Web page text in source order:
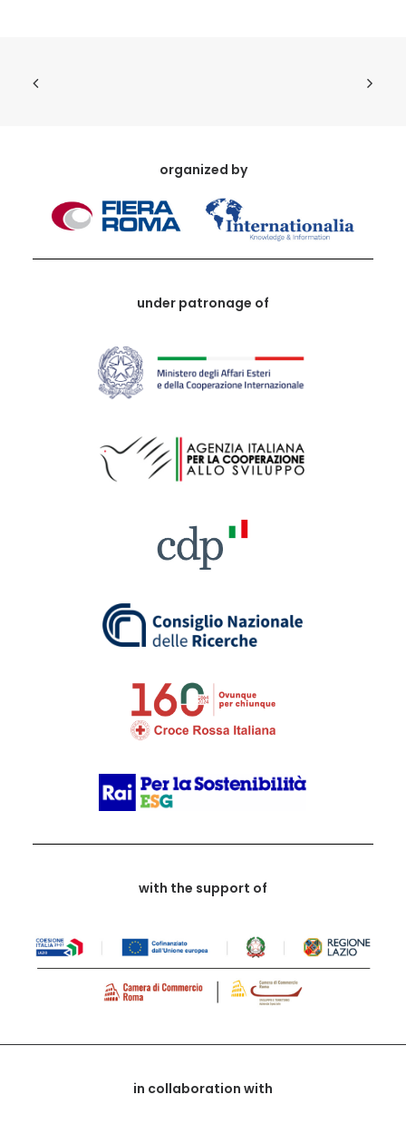
organized by
under patronage of
with the support of
in collaboration with